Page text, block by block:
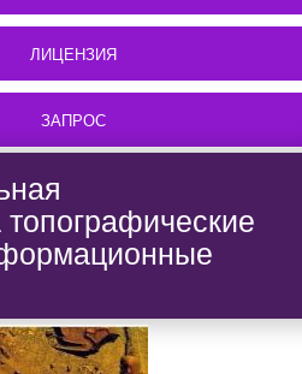
ЛИЦЕНЗИЯ
ЗАПРОС
топографические